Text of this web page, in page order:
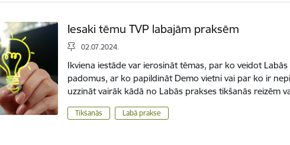
Iesaki tēmu TVP labajām praksēm
02.07.2024.
Ikviena iestāde var ierosināt tēmas, par ko veidot
padomus, ar ko papildināt Demo vietni vai par ko ir
uzzināt vairāk kādā no Labās prakses tikšanās reizēm
Tikšanās Labā prakse